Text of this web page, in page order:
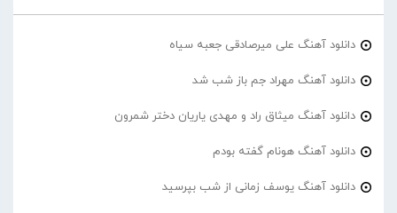
دانلود آهنگ علی میرصادقی جعبه سیاه
دانلود آهنگ مهراد جم باز شب شد
دانلود آهنگ میثاق راد و مهدی یاریان دختر شمرون
دانلود آهنگ هونام گفته بودم
دانلود آهنگ یوسف زمانی از شب بپرسید